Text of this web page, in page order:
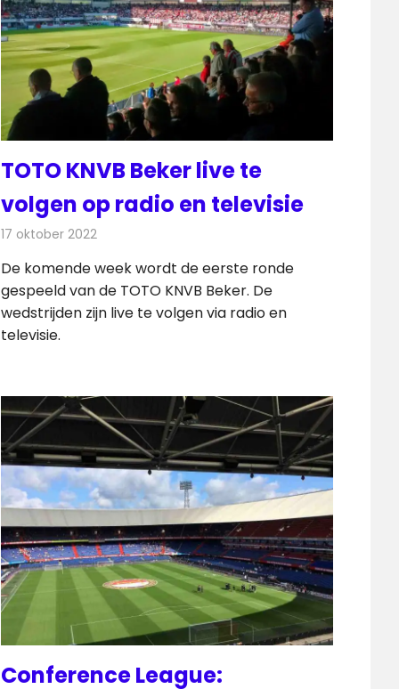
TOTO KNVB Beker live te
volgen op radio en televisie
17 oktober 2022Redactie
Televisienieuws
De komende week wordt de eerste ronde
gespeeld van de TOTO KNVB Beker. De
wedstrijden zijn live te volgen via radio en
televisie.
Conference League: